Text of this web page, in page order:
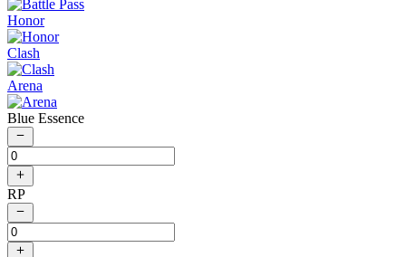
Honor
Clash
Arena
Blue Essence
RP